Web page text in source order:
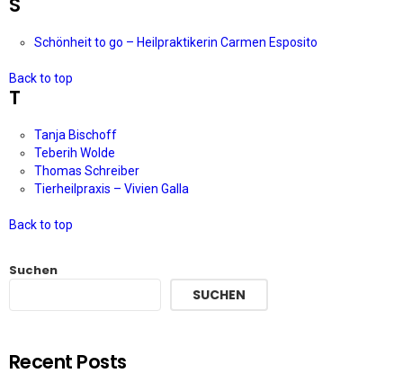
Schönheit to go – Heilpraktikerin Carmen Esposito
Back to top
T
Tanja Bischoff
Teberih Wolde
Thomas Schreiber
Tierheilpraxis – Vivien Galla
Back to top
Suchen
SUCHEN
Recent Posts